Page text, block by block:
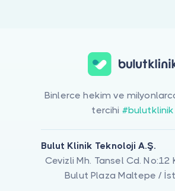
Binlerce hekim ve
tercihi #bulutklinik
Bulut Klinik Teknoloji A.Ş.
Cevizli Mh. Tansel Cd. No:12
Bulut Plaza Maltepe /